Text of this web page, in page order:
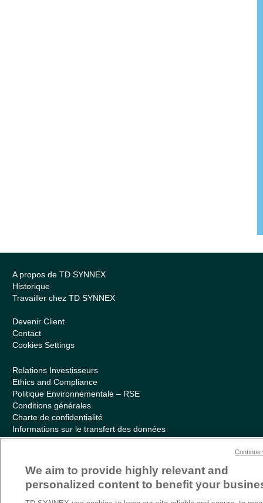
A propos de TD SYNNEX
Historique
Travailler chez TD SYNNEX
Devenir Client
Contact
Cookies Settings
Relations Investisseurs
Ethics and Compliance
Politique Environnementale – RSE
Conditions générales
Charte de confidentialité
Informations sur le transfert des données
Sitemap
We aim to provide highly relevant and
personalized content to benefit your
Continue